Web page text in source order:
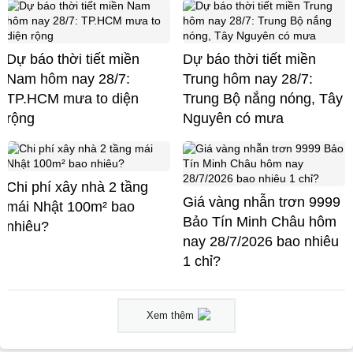
Dự báo thời tiết miền
Nam hôm nay 28/7:
TP.HCM mưa to diện
rộng
Dự báo thời tiết miền
Trung hôm nay 28/7:
Trung Bộ nắng nóng, Tây
Nguyên có mưa
Chi phí xây nhà 2 tầng
mái Nhật 100m² bao
nhiêu?
Giá vàng nhẫn trơn 9999
Bảo Tín Minh Châu hôm
nay 28/7/2026 bao nhiêu
1 chỉ?
Xem thêm